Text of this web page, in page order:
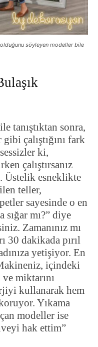
söyleyen modeller bile
ile tanıştıktan sonra,
çalıştığını fark
ki,
çalıştırsanız
Üstelik esneklikte
teller,
sayesinde o en
mı?” diye
Zamanınız mı
30 dakikada pırıl
yetişiyor. En
içindeki
miktarını
kullanarak hem
Yıkama
modeller ise
hak ettim”